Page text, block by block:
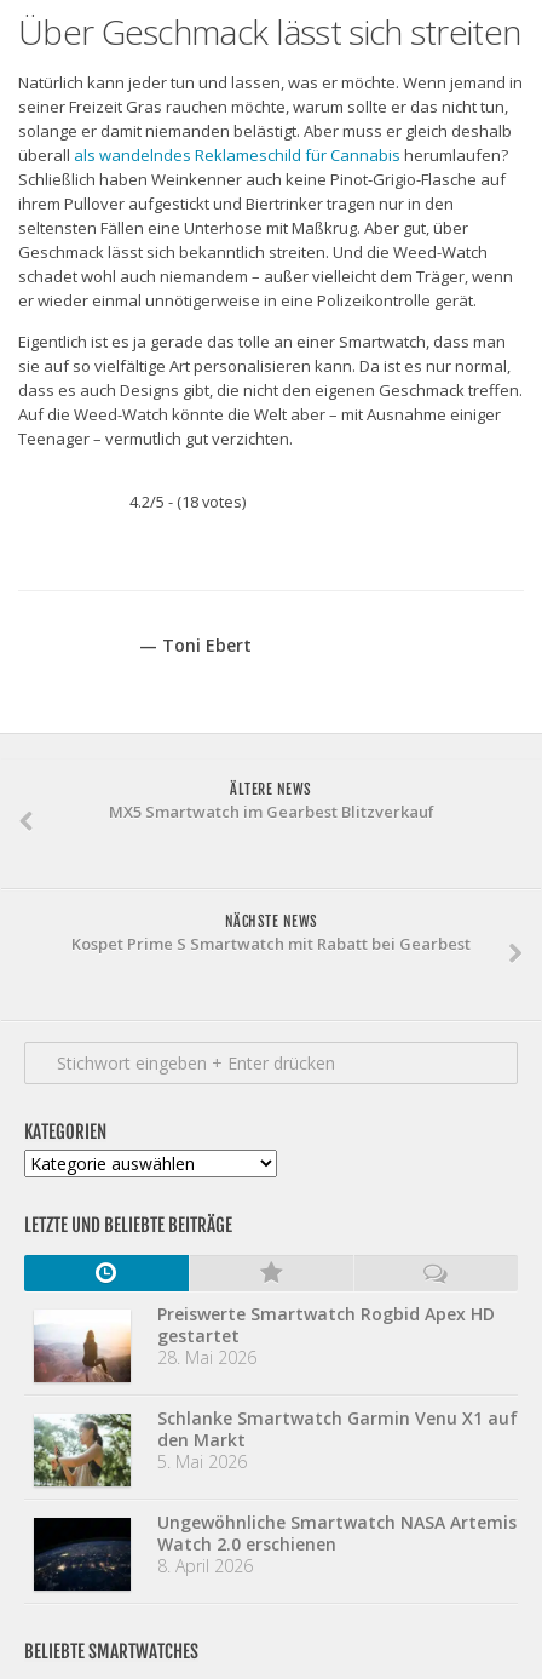
Über Geschmack lässt sich streiten
Natürlich kann jeder tun und lassen, was er möchte. Wenn jemand in
seiner Freizeit Gras rauchen möchte, warum sollte er das nicht tun,
solange er damit niemanden belästigt. Aber muss er gleich deshalb
überall als wandelndes Reklameschild für Cannabis herumlaufen?
Schließlich haben Weinkenner auch keine Pinot-Grigio-Flasche auf
ihrem Pullover aufgestickt und Biertrinker tragen nur in den
seltensten Fällen eine Unterhose mit Maßkrug. Aber gut, über
Geschmack lässt sich bekanntlich streiten. Und die Weed-Watch
schadet wohl auch niemandem – außer vielleicht dem Träger, wenn
er wieder einmal unnötigerweise in eine Polizeikontrolle gerät.
Eigentlich ist es ja gerade das tolle an einer Smartwatch, dass man
sie auf so vielfältige Art personalisieren kann. Da ist es nur normal,
dass es auch Designs gibt, die nicht den eigenen Geschmack treffen.
Auf die Weed-Watch könnte die Welt aber – mit Ausnahme einiger
Teenager – vermutlich gut verzichten.
4.2/5 - (18 votes)
— Toni Ebert
ÄLTERE NEWS
MX5 Smartwatch im Gearbest Blitzverkauf
NÄCHSTE NEWS
Kospet Prime S Smartwatch mit Rabatt bei Gearbest
KATEGORIEN
Kategorien
LETZTE UND BELIEBTE BEITRÄGE
Preiswerte Smartwatch Rogbid Apex HD
gestartet
28. Mai 2026
Schlanke Smartwatch Garmin Venu X1 auf
den Markt
5. Mai 2026
Ungewöhnliche Smartwatch NASA Artemis
Watch 2.0 erschienen
8. April 2026
BELIEBTE SMARTWATCHES